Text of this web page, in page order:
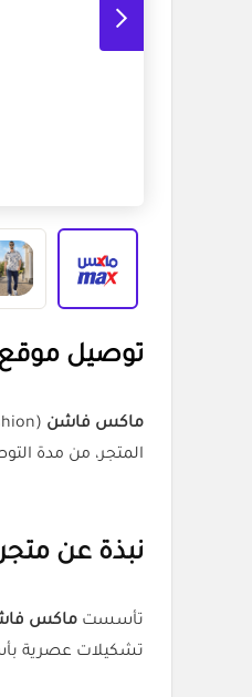
توصيل
ماكس فاشن
المتجر، من مدة
نبذة عن
تأسست ماكس
تشكيلات عصرية